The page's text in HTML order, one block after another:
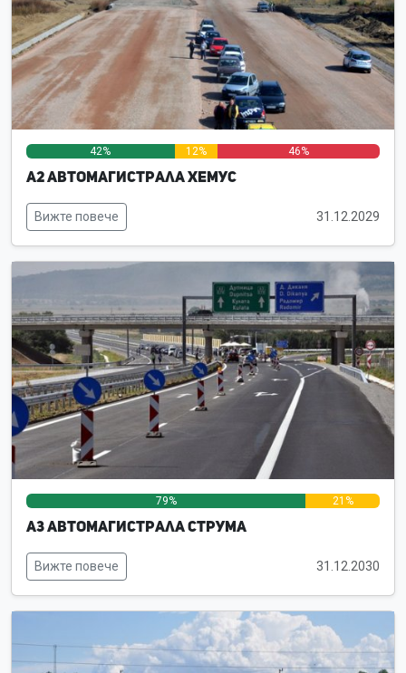
42% 12% 46%
А2 Автомагистрала Хемус
Вижте повече 31.12.2029
79% 21% 0%
А3 Автомагистрала Струма
Вижте повече 31.12.2030